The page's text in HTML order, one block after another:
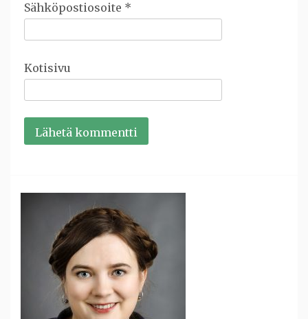
Sähköpostiosoite *
Kotisivu